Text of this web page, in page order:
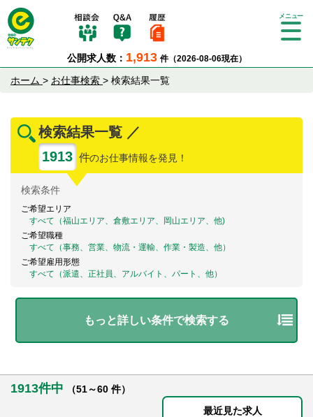
公開求人数： 1,913 件（2026-08-06現在）
Tog
ホーム > お仕事検索 > 検索結果一覧
検索結果一覧 ／
1913 件のお仕事情報を発見！
検索条件
ご希望エリア
すべて（福山エリア、倉敷エリア、岡山エリア、他)
ご希望職種
すべて（事務、営業、物流・運輸、作業・製造、他）
ご希望雇用形態
すべて（派遣、正社員、アルバイト、パート、他）
もっと詳しい条件で検索する
1913件中
（51～60 件）
最近見た求人